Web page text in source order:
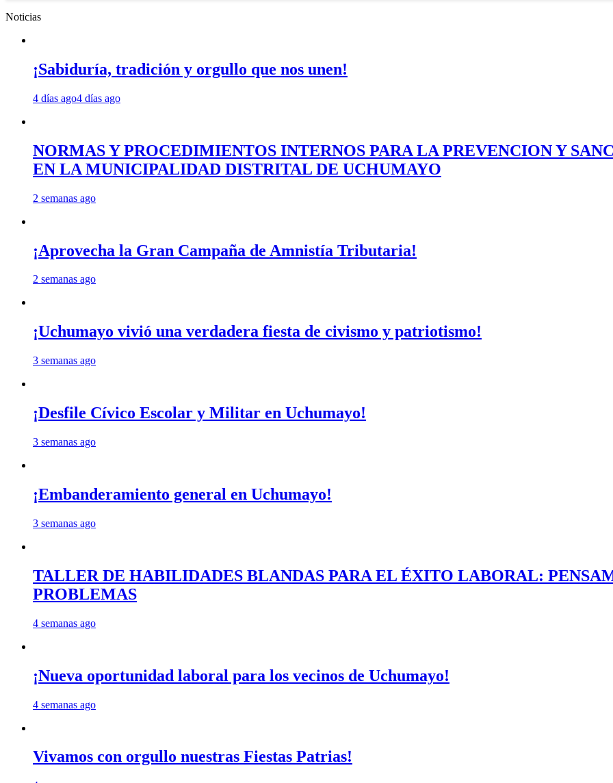
Noticias
¡Sabiduría, tradición y orgullo que nos unen!
4 días ago4 días ago
NORMAS Y PROCEDIMIENTOS INTERNOS PARA LA PREVENCION Y
EN LA MUNICIPALIDAD DISTRITAL DE UCHUMAYO
2 semanas ago
¡Aprovecha la Gran Campaña de Amnistía Tributaria!
2 semanas ago
¡Uchumayo vivió una verdadera fiesta de civismo y patriotismo!
3 semanas ago
¡Desfile Cívico Escolar y Militar en Uchumayo!
3 semanas ago
¡Embanderamiento general en Uchumayo!
3 semanas ago
TALLER DE HABILIDADES BLANDAS PARA EL ÉXITO LABORAL:
PROBLEMAS
4 semanas ago
¡Nueva oportunidad laboral para los vecinos de Uchumayo!
4 semanas ago
Vivamos con orgullo nuestras Fiestas Patrias!